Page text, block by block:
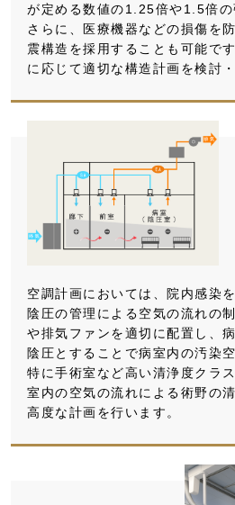
が定める数値の1.25倍や1.5倍の
さらに、医療機器などの損傷を
震構造を採用することも可能で
に応じて適切な構造計画を検討
空調計画においては、院内感染
陰圧の管理による空気の流れの
や排気ファンを適切に配置し、
陰圧とすることで病室内の汚染
特に手術室など高い清浄度クラ
室内の空気の流れによる術野の
高度な計画を行います。